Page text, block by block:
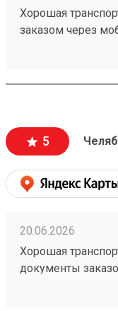
Хорошая
заказом через
5
20.06.2026
Хорошая
документы